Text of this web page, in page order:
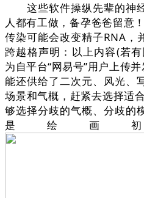
这些软件操纵先辈的神
人都有工做，备孕爸爸留意
传染可能会改变精子RNA，
跨越格声明：以上内容(若
为自平台“网易号”用户上传
能还供给了二次元、风光、
场景和气概，赶紧去选择适
够选择分歧的气概、分歧的
是绘画